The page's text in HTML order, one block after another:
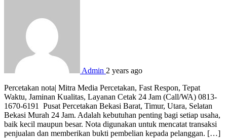
Admin 2 years ago
Percetakan nota| Mitra Media Percetakan, Fast Respon, Tepat
Waktu, Jaminan Kualitas, Layanan Cetak 24 Jam (Call/WA) 0813-
1670-6191 Pusat Percetakan Bekasi Barat, Timur, Utara, Selatan
Bekasi Murah 24 Jam. Adalah kebutuhan penting bagi setiap usaha,
baik kecil maupun besar. Nota digunakan untuk mencatat transaksi
penjualan dan memberikan bukti pembelian kepada pelanggan. […]